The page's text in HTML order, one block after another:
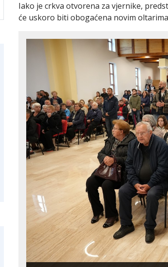
Iako je crkva otvorena za vjernike,
će uskoro biti obogaćena novim